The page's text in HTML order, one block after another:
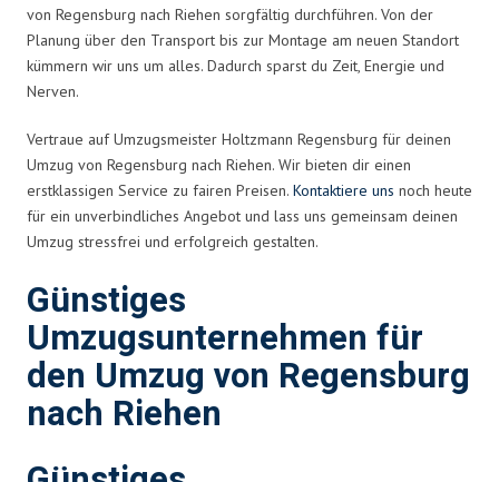
von Regensburg nach Riehen sorgfältig durchführen. Von der
Planung über den Transport bis zur Montage am neuen Standort
kümmern wir uns um alles. Dadurch sparst du Zeit, Energie und
Nerven.
Vertraue auf Umzugsmeister Holtzmann Regensburg für deinen
Umzug von Regensburg nach Riehen. Wir bieten dir einen
erstklassigen Service zu fairen Preisen. Kontaktiere uns noch heute
für ein unverbindliches Angebot und lass uns gemeinsam deinen
Umzug stressfrei und erfolgreich gestalten.
Günstiges
Umzugsunternehmen für
den Umzug von Regensburg
nach Riehen